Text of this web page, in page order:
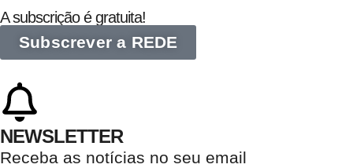
A subscrição é gratuita!
Subscrever a REDE
NEWSLETTER
Receba as notícias no seu email​